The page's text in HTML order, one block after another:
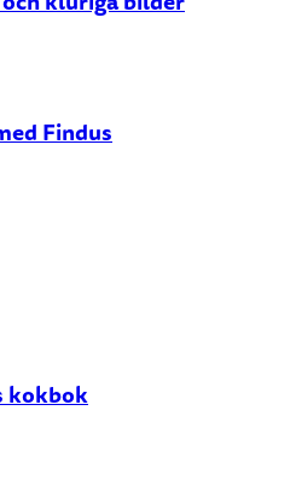
Findus
kokbok